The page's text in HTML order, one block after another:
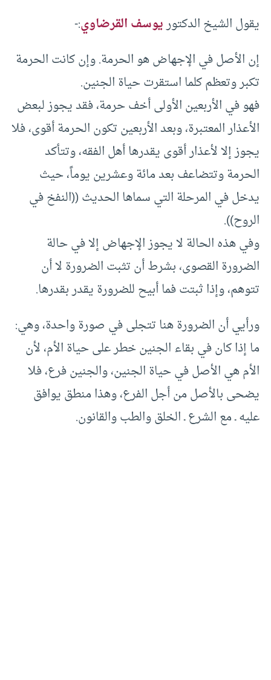
يقول الشيخ الدكتوريوسف القرضاوي:-
إن الأصل في الإجهاض هو الحرمة. وإن كانت الحرمة
تكبر وتعظم كلما استقرت حياة الجنين.
فهو في الأربعين الأولى أخف حرمة، فقد يجوز لبعض
الأعذار المعتبرة، وبعد الأربعين تكون الحرمة أقوى، فلا
يجوز إلا لأعذار أقوى يقدرها أهل الفقه، وتتأكد
الحرمة وتتضاعف بعد مائة وعشرين يوماً، حيث
يدخل في المرحلة التي سماها الحديث ((النفخ في
الروح)).
وفي هذه الحالة لا يجوز الإجهاض إلا في حالة
الضرورة القصوى، بشرط أن تثبت الضرورة لا أن
تتوهم، وإذا ثبتت فما أبيح للضرورة يقدر بقدرها.
ورأيي أن الضرورة هنا تتجلى في صورة واحدة، وهي:
ما إذا كان في بقاء الجنين خطر على حياة الأم، لأن
الأم هي الأصل في حياة الجنين، والجنين فرع، فلا
يضحى بالأصل من أجل الفرع، وهذا منطق يوافق
عليه ـ مع الشرع ـ الخلق والطب والقانون.